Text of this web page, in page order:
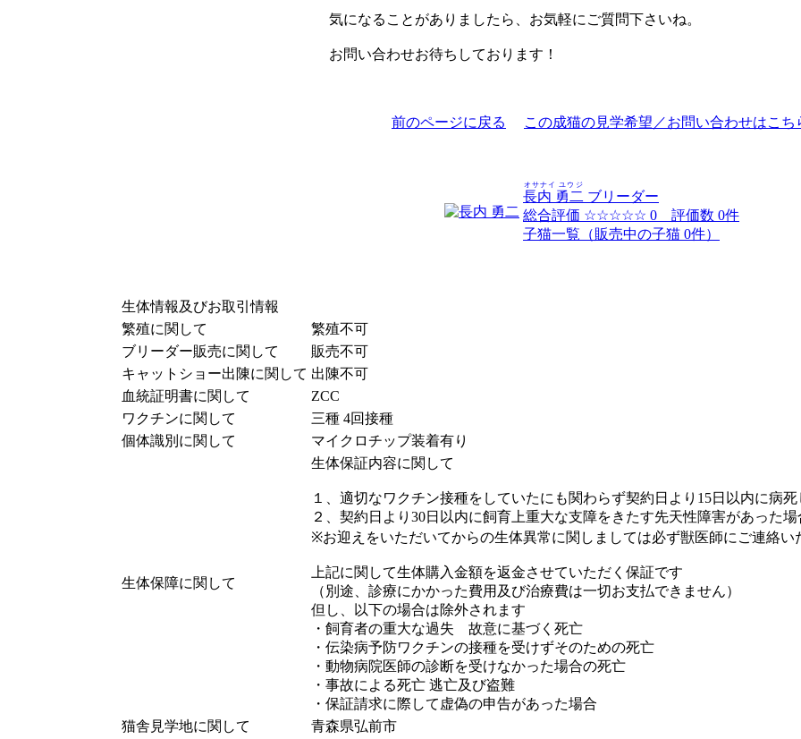
気になることがありましたら、お気軽にご質問下さいね。
お問い合わせお待ちしております！
前のページに戻る この成猫の見学希望／お問い合わせはこち
長内 勇二
オサナイ ユウジ
ブリーダー
総合評価 ☆☆☆☆☆ 0 評価数 0件
子猫一覧（販売中の子猫 0件）
生体情報及びお取引情報
繁殖に関して
繁殖不可
ブリーダー販売に関して
販売不可
キャットショー出陳に関して 出陳不可
血統証明書に関して
ZCC
ワクチンに関して
三種 4回接種
個体識別に関して
マイクロチップ装着有り
生体保障に関して
生体保証内容に関して
１、適切なワクチン接種をしていたにも関わらず契約日より15日以内に病
２、契約日より30日以内に飼育上重大な支障をきたす先天性障害があった場
※お迎えをいただいてからの生体異常に関しましては必ず獣医師にご連絡
上記に関して生体購入金額を返金させていただく保証です
（別途、診療にかかった費用及び治療費は一切お支払できません）
但し、以下の場合は除外されます
・飼育者の重大な過失 故意に基づく死亡
・伝染病予防ワクチンの接種を受けずそのための死亡
・動物病院医師の診断を受けなかった場合の死亡
・事故による死亡 逃亡及び盗難
・保証請求に際して虚偽の申告があった場合
猫舎見学地に関して
青森県弘前市